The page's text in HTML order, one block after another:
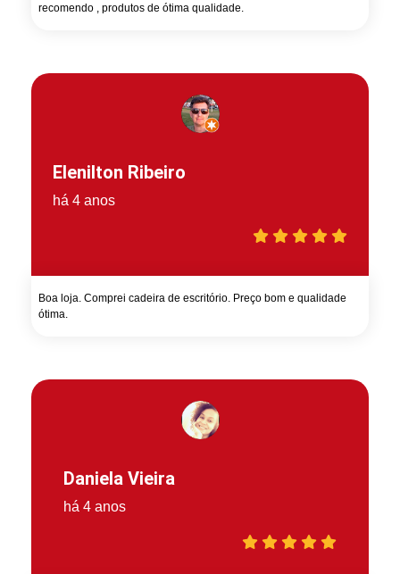
recomendo , produtos de ótima qualidade.
Elenilton Ribeiro
há 4 anos
Boa loja. Comprei cadeira de escritório. Preço bom e qualidade
ótima.
Daniela Vieira
há 4 anos